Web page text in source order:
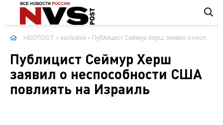
НВСПОСТ » exclusive » Публицист Сеймур Херш заявил о неспособности США повлиять на Израиль
Публицист Сеймур Херш
заявил о неспособности США
повлиять на Израиль